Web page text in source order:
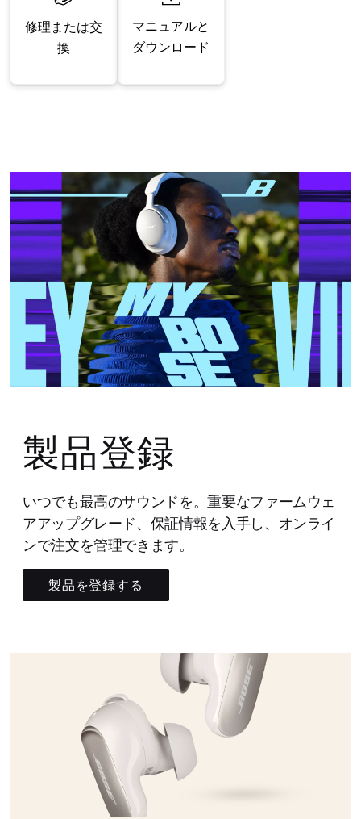
修理または交
換
マニュアルと
ダウンロード
製品登録
いつでも最高のサウンドを。重要なファームウェ
アアップグレード、保証情報を入手し、オンライ
ンで注文を管理できます。
製品を登録する